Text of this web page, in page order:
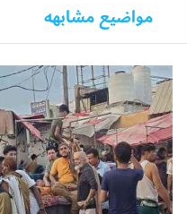
مواضيع مشابهه